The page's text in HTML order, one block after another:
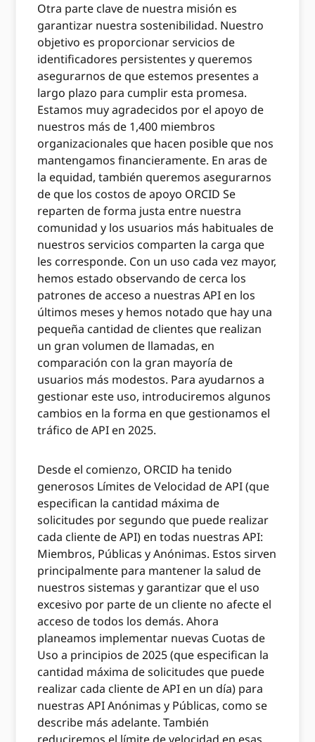
Otra parte clave de nuestra misión es
garantizar nuestra sostenibilidad. Nuestro
objetivo es proporcionar servicios de
identificadores persistentes y queremos
asegurarnos de que estemos presentes a
largo plazo para cumplir esta promesa.
Estamos muy agradecidos por el apoyo de
nuestros más de 1,400 miembros
organizacionales que hacen posible que nos
mantengamos financieramente. En aras de
la equidad, también queremos asegurarnos
de que los costos de apoyo ORCID Se
reparten de forma justa entre nuestra
comunidad y los usuarios más habituales de
nuestros servicios comparten la carga que
les corresponde. Con un uso cada vez mayor,
hemos estado observando de cerca los
patrones de acceso a nuestras API en los
últimos meses y hemos notado que hay una
pequeña cantidad de clientes que realizan
un gran volumen de llamadas, en
comparación con la gran mayoría de
usuarios más modestos. Para ayudarnos a
gestionar este uso, introduciremos algunos
cambios en la forma en que gestionamos el
tráfico de API en 2025.
Desde el comienzo, ORCID ha tenido
generosos Límites de Velocidad de API (que
especifican la cantidad máxima de
solicitudes por segundo que puede realizar
cada cliente de API) en todas nuestras API:
Miembros, Públicas y Anónimas. Estos sirven
principalmente para mantener la salud de
nuestros sistemas y garantizar que el uso
excesivo por parte de un cliente no afecte el
acceso de todos los demás. Ahora
planeamos implementar nuevas Cuotas de
Uso a principios de 2025 (que especifican la
cantidad máxima de solicitudes que puede
realizar cada cliente de API en un día) para
nuestras API Anónimas y Públicas, como se
describe más adelante. También